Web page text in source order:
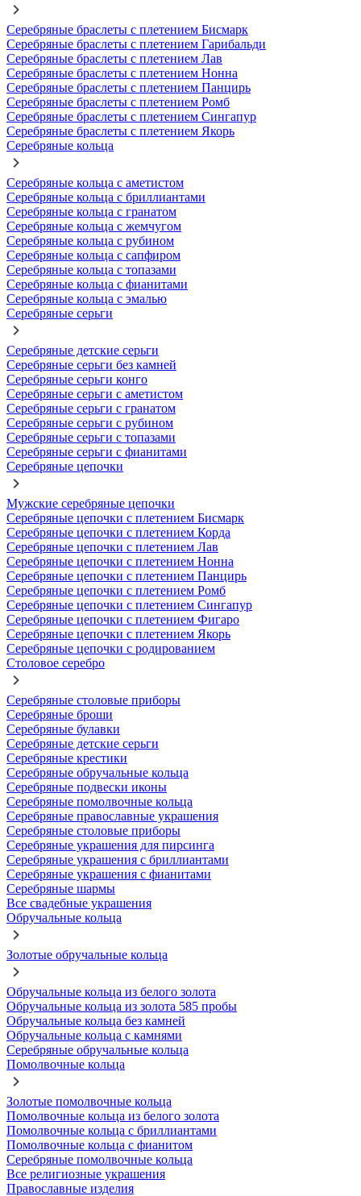
Серебряные браслеты с плетением Бисмарк
Серебряные браслеты с плетением Гарибальди
Серебряные браслеты с плетением Лав
Серебряные браслеты с плетением Нонна
Серебряные браслеты с плетением Панцирь
Серебряные браслеты с плетением Ромб
Серебряные браслеты с плетением Сингапур
Серебряные браслеты с плетением Якорь
Серебряные кольца
Серебряные кольца с аметистом
Серебряные кольца с бриллиантами
Серебряные кольца с гранатом
Серебряные кольца с жемчугом
Серебряные кольца с рубином
Серебряные кольца с сапфиром
Серебряные кольца с топазами
Серебряные кольца с фианитами
Серебряные кольца с эмалью
Серебряные серьги
Серебряные детские серьги
Серебряные серьги без камней
Серебряные серьги конго
Серебряные серьги с аметистом
Серебряные серьги с гранатом
Серебряные серьги с рубином
Серебряные серьги с топазами
Серебряные серьги с фианитами
Серебряные цепочки
Мужские серебряные цепочки
Серебряные цепочки с плетением Бисмарк
Серебряные цепочки с плетением Корда
Серебряные цепочки с плетением Лав
Серебряные цепочки с плетением Нонна
Серебряные цепочки с плетением Панцирь
Серебряные цепочки с плетением Ромб
Серебряные цепочки с плетением Сингапур
Серебряные цепочки с плетением Фигаро
Серебряные цепочки с плетением Якорь
Серебряные цепочки с родированием
Столовое серебро
Серебряные столовые приборы
Серебряные броши
Серебряные булавки
Серебряные детские серьги
Серебряные крестики
Серебряные обручальные кольца
Серебряные подвески иконы
Серебряные помолвочные кольца
Серебряные православные украшения
Серебряные столовые приборы
Серебряные украшения для пирсинга
Серебряные украшения с бриллиантами
Серебряные украшения с фианитами
Серебряные шармы
Все свадебные украшения
Обручальные кольца
Золотые обручальные кольца
Обручальные кольца из белого золота
Обручальные кольца из золота 585 пробы
Обручальные кольца без камней
Обручальные кольца с камнями
Серебряные обручальные кольца
Помолвочные кольца
Золотые помолвочные кольца
Помолвочные кольца из белого золота
Помолвочные кольца с бриллиантами
Помолвочные кольца с фианитом
Серебряные помолвочные кольца
Все религиозные украшения
Православные изделия